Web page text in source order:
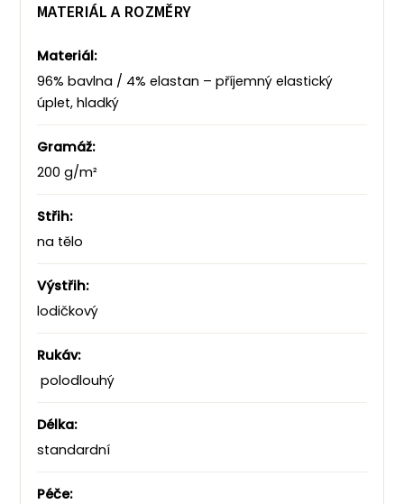
MATERIÁL A ROZMĚRY
Materiál:
96% bavlna / 4% elastan – příjemný elastický
úplet, hladký
Gramáž:
200 g/m²
Střih:
na tělo
Výstřih:
lodičkový
Rukáv:
polodlouhý
Délka:
standardní
Péče: